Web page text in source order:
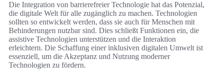
Die Integration von barrierefreier Technologie hat das Potenzial,
die digitale Welt für alle zugänglich zu machen. Technologien
sollten so entwickelt werden, dass sie auch für Menschen mit
Behinderungen nutzbar sind. Dies schließt Funktionen ein, die
assistive Technologien unterstützen und die Interaktion
erleichtern. Die Schaffung einer inklusiven digitalen Umwelt ist
essenziell, um die Akzeptanz und Nutzung moderner
Technologien zu fördern.